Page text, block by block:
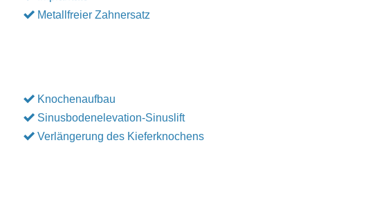
Metallfreier Zahnersatz
Knochenaufbau
Sinusbodenelevation-Sinuslift
Verlängerung des Kieferknochens